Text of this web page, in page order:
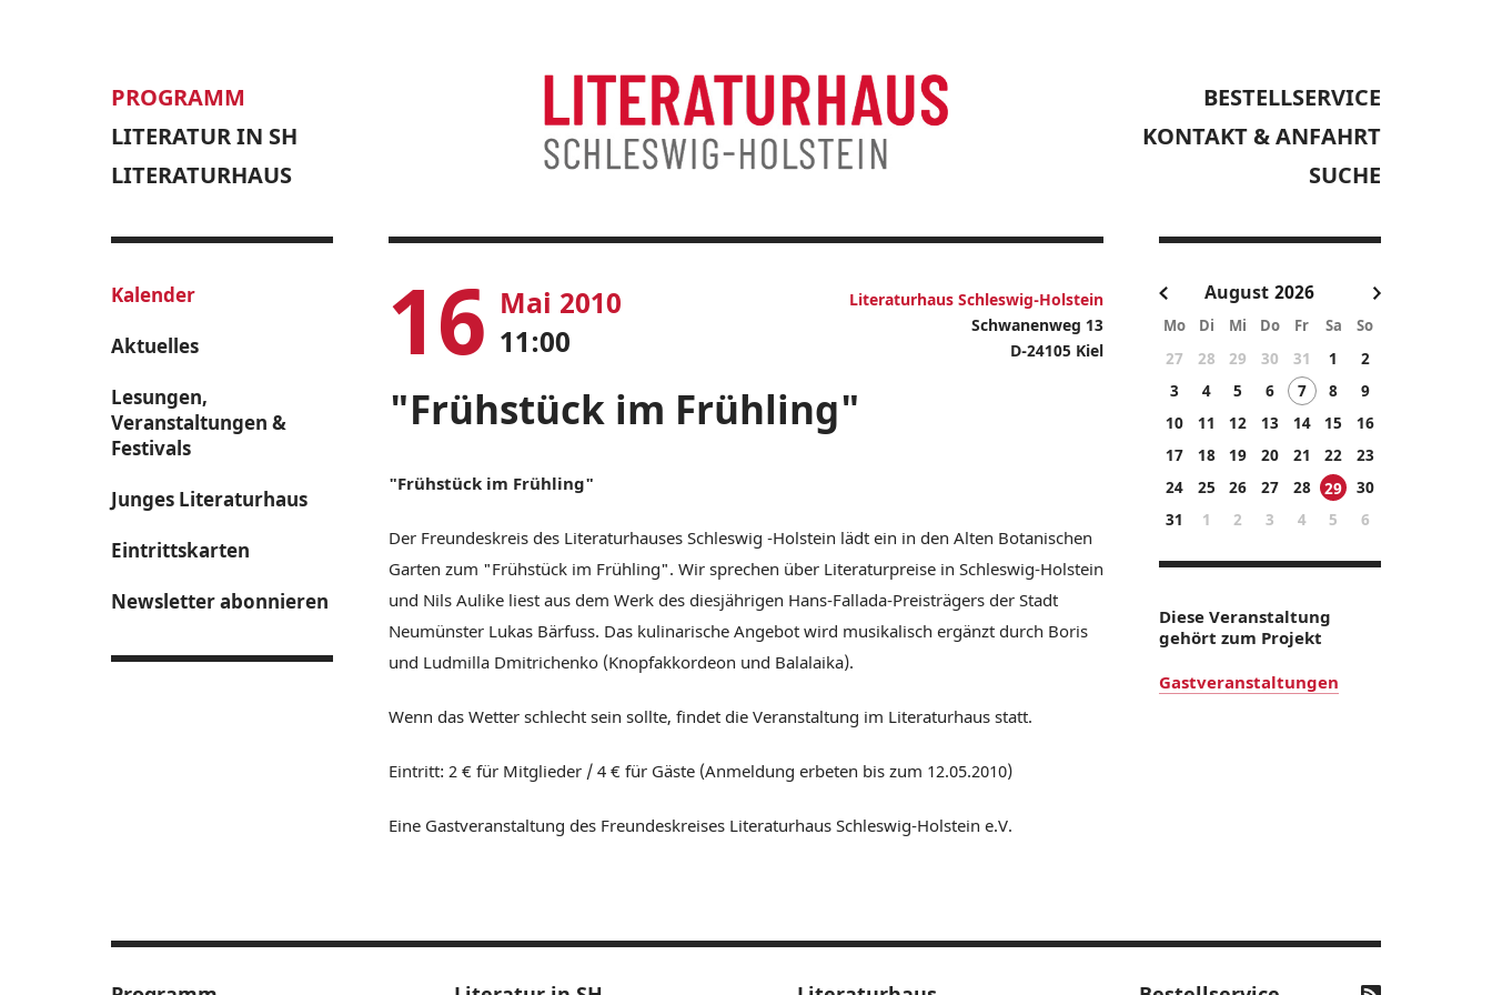
Kalender
Aktuelles
Lesungen,
Veranstaltungen &
Festivals
Junges Literaturhaus
Eintrittskarten
Newsletter abonnieren
16 Mai 2010
11:00
Literaturhaus Schleswig-Holstein
Schwanenweg 13
D-24105 Kiel
"Frühstück im Frühling"
"Frühstück im Frühling"
Der Freundeskreis des Literaturhauses Schleswig -Holstein lädt ein in den Alten Botanischen
Garten zum "Frühstück im Frühling". Wir sprechen über Literaturpreise in Schleswig-Holstein
und Nils Aulike liest aus dem Werk des diesjährigen Hans-Fallada-Preisträgers der Stadt
Neumünster Lukas Bärfuss. Das kulinarische Angebot wird musikalisch ergänzt durch Boris
und Ludmilla Dmitrichenko (Knopfakkordeon und Balalaika).
Wenn das Wetter schlecht sein sollte, findet die Veranstaltung im Literaturhaus statt.
Eintritt: 2 € für Mitglieder / 4 € für Gäste (Anmeldung erbeten bis zum 12.05.2010)
Eine Gastveranstaltung des Freundeskreises Literaturhaus Schleswig-Holstein e.V.
August
Mo Di Mi Do Fr Sa So
27 28 29 30 31 1
2
3
4 5 6 7 8
9
10
11 12 13 14 15
16
17
18 19 20 21 22
23
24
25 26 27 28
30
31
1 2 3 4 5 6
Diese Veranstaltung
gehört zum Projekt
Gastveranstaltungen
PROGRAMM
LITERATUR IN SH
LITERATURHAUS
BESTELLSERVICE
KONTAKT & ANFAHRT
SUCHE